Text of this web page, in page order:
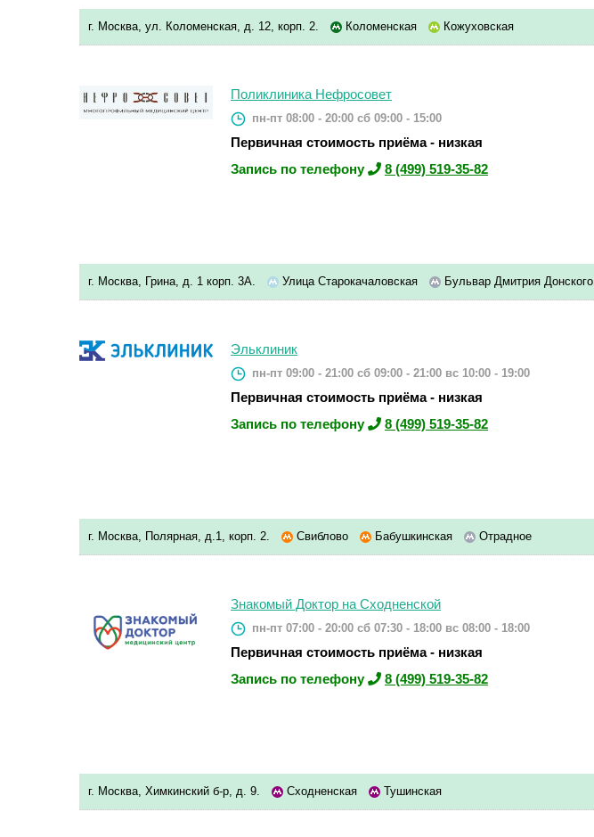
г. Москва, ул. Коломенская, д. 12, корп. 2. Коломенская Кожуховская
Поликлиника Нефросовет
пн-пт 08:00 - 20:00 сб 09:00 - 15:00
Первичная стоимость приёма - низкая
Запись по телефону
8 (499) 519-35-82
г. Москва, Грина, д. 1 корп. 3А. Улица Старокачаловская Бульвар Дмитрия Донского
Эльклиник
пн-пт 09:00 - 21:00 сб 09:00 - 21:00 вс 10:00 - 19:00
Первичная стоимость приёма - низкая
Запись по телефону
8 (499) 519-35-82
г. Москва, Полярная, д.1, корп. 2. Свиблово Бабушкинская Отрадное
Знакомый Доктор на Сходненской
пн-пт 07:00 - 20:00 сб 07:30 - 18:00 вс 08:00 - 18:00
Первичная стоимость приёма - низкая
Запись по телефону
8 (499) 519-35-82
г. Москва, Химкинский б-р, д. 9. Сходненская Тушинская